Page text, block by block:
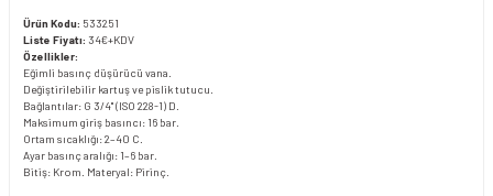
Ürün Kodu: 533251
Liste Fiyatı: 34€+KDV
Özellikler:
Eğimli basınç düşürücü vana.
Değiştirilebilir kartuş ve pislik tutucu.
Bağlantılar: G 3/4" (ISO 228-1) D.
Maksimum giriş basıncı: 16 bar.
Ortam sıcaklığı: 2–40 C.
Ayar basınç aralığı: 1–6 bar.
Bitiş: Krom. Materyal: Pirinç.